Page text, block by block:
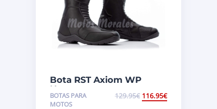
Bota RST Axiom WP
Negro
BOTAS PARA
MOTOS
129.95€ 116.95€